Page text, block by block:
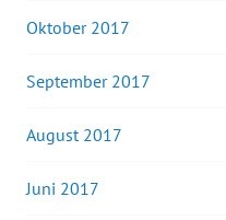
Oktober 2017
September 2017
August 2017
Juni 2017